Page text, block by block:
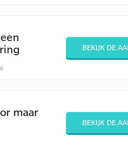
BEKIJK DE
maar
BEKIJK DE